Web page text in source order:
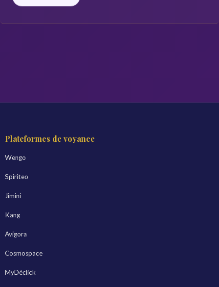
Plateformes de voyance
Wengo
Spiriteo
Jimini
Kang
Avigora
Cosmospace
MyDéclick